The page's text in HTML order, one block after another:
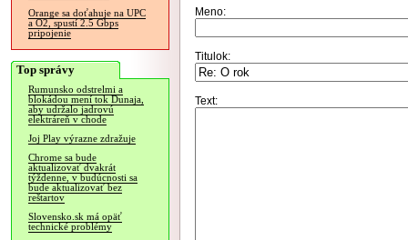
Orange sa doťahuje na UPC
a O2, spustí 2.5 Gbps
pripojenie
Top správy
Rumunsko odstrelmi a
blokádou mení tok Dunaja,
aby udržalo jadrovú
elektráreň v chode
Joj Play výrazne zdražuje
Chrome sa bude
aktualizovať dvakrát
týždenne, v budúcnosti sa
bude aktualizovať bez
reštartov
Slovensko.sk má opäť
technické problémy
Meno:
Titulok:
Text: